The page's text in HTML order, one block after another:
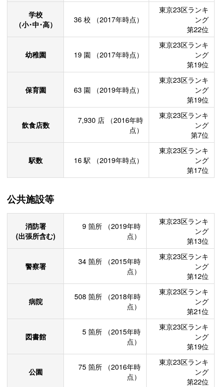
学校
（小･中･高）
36 校 （2017年時点）
東京23区ランキ
ング
第22位
幼稚園 19 園 （2017年時点）
東京23区ランキ
ング
第19位
保育園 63 園 （2019年時点）
東京23区ランキ
ング
第19位
飲食店数 7,930 店
（2016年時
点）
東京23区ランキ
ング
第7位
駅数 16駅 （2019年時点）
東京23区ランキ
ング
第17位
公共施設等
消防署
(出張所含む)
9 箇所
（2019年時
点）
東京23区ランキ
ング
第13位
警察署 34 箇所
（2015年時
点）
東京23区ランキ
ング
第12位
病院 508 箇所
（2018年時
点）
東京23区ランキ
ング
第21位
図書館 5 箇所
（2015年時
点）
東京23区ランキ
ング
第19位
公園 75 箇所
（2016年時
点）
東京23区ランキ
ング
第22位